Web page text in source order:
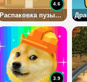
Распаковка пузырчатой пленки
4.6
3.9